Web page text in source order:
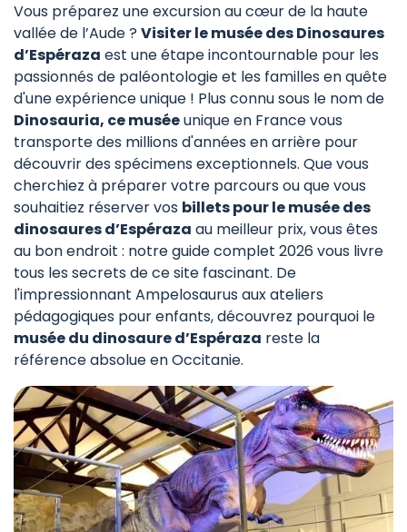
Vous préparez une excursion au cœur de la haute
vallée de l’Aude ? Visiter le musée des Dinosaures
d’Espéraza est une étape incontournable pour les
passionnés de paléontologie et les familles en quête
d'une expérience unique ! Plus connu sous le nom de
Dinosauria, ce muséeunique en France vous
transporte des millions d'années en arrière pour
découvrir des spécimens exceptionnels. Que vous
cherchiez à préparer votre parcours ou que vous
souhaitiez réserver vos billets pour le musée des
dinosaures d’Espéraza au meilleur prix, vous êtes
au bon endroit : notre guide complet 2026 vous livre
tous les secrets de ce site fascinant. De
l'impressionnant Ampelosaurus aux ateliers
pédagogiques pour enfants, découvrez pourquoi le
musée du dinosaure d’Espéraza reste la
référence absolue en Occitanie.